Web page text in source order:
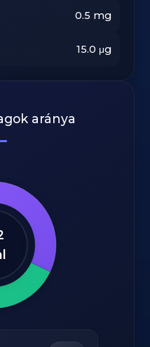
0.5 mg
15.0 μg
aránya